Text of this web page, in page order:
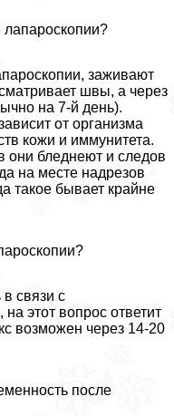
заживают
швы, а через
на 7-й день).
от организма
кожи и иммунитета.
они бледнеют и следов
на месте надрезов
такое бывает крайне
связи с
этот вопрос ответит
возможен через 14-20
после